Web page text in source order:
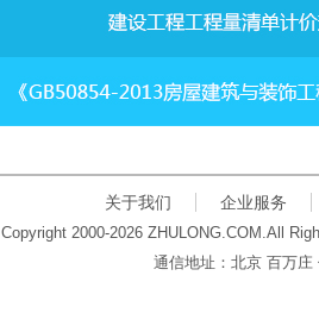
关于我们 企业服务
Copyright 2000-2026 ZHULONG.COM.All
通信地址：北京 百万